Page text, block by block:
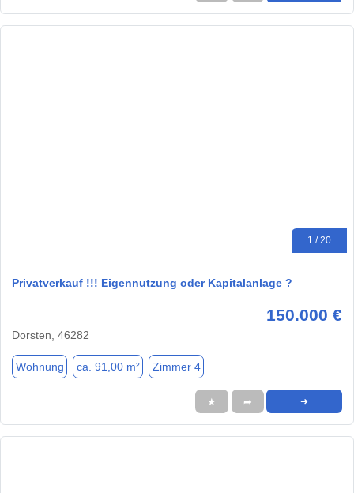
1 / 20
Privatverkauf !!! Eigennutzung oder Kapitalanlage ?
150.000 €
Dorsten, 46282
Wohnung ca. 91,00 m² Zimmer 4
★ ➦ ➜